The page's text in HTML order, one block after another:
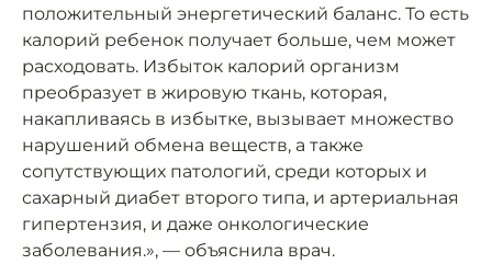
положительный энергетический баланс. То есть
калорий ребенок получает больше, чем может
расходовать. Избыток калорий организм
преобразует в жировую ткань, которая,
накапливаясь в избытке, вызывает множество
нарушений обмена веществ, а также
сопутствующих патологий, среди которых и
сахарный диабет второго типа, и артериальная
гипертензия, и даже онкологические
заболевания.», — объяснила врач.